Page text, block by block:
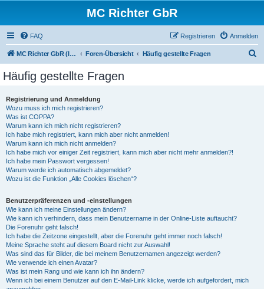
MC Richter GbR
FAQ Anmelden
Registrieren
MC Richter GbR (Impressum / Datenschutz) Foren-Übersicht Häufig gestellte Fragen
Häufig gestellte Fragen
Registrierung und Anmeldung
Wozu muss ich mich registrieren?
Was ist COPPA?
Warum kann ich mich nicht registrieren?
Ich habe mich registriert, kann mich aber nicht anmelden!
Warum kann ich mich nicht anmelden?
Ich habe mich vor einiger Zeit registriert, kann mich aber nicht mehr anmelden?!
Ich habe mein Passwort vergessen!
Warum werde ich automatisch abgemeldet?
Wozu ist die Funktion „Alle Cookies löschen“?
Benutzerpräferenzen und -einstellungen
Wie kann ich meine Einstellungen ändern?
Wie kann ich verhindern, dass mein Benutzername in der Online-Liste auftaucht?
Die Forenuhr geht falsch!
Ich habe die Zeitzone eingestellt, aber die Forenuhr geht immer noch falsch!
Meine Sprache steht auf diesem Board nicht zur Auswahl!
Was sind das für Bilder, die bei meinem Benutzernamen angezeigt werden?
Wie verwende ich einen Avatar?
Was ist mein Rang und wie kann ich ihn ändern?
Wenn ich bei einem Benutzer auf den E-Mail-Link klicke, werde ich aufgefordert, mich